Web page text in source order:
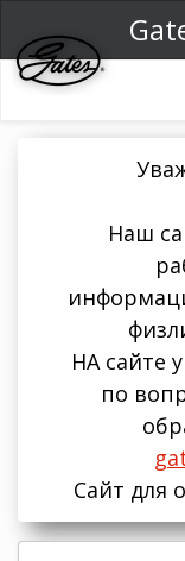
Наш
НА сайте
по
Сайт для